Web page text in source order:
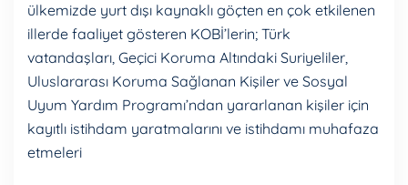
ülkemizde yurt dışı kaynaklı göçten en çok etkilenen
illerde faaliyet gösteren KOBİ’lerin; Türk
vatandaşları, Geçici Koruma Altındaki Suriyeliler,
Uluslararası Koruma Sağlanan Kişiler ve Sosyal
Uyum Yardım Programı’ndan yararlanan kişiler için
kayıtlı istihdam yaratmalarını ve istihdamı muhafaza
etmeleri